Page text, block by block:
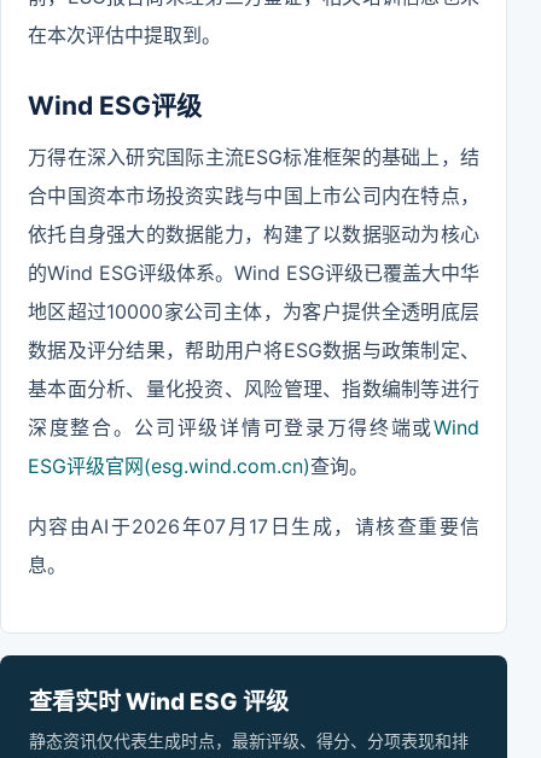
在本次评估中提取到。
Wind ESG评级
万得在深入研究国际主流ESG标准框架的基础上，结
合中国资本市场投资实践与中国上市公司内在特点，
依托自身强大的数据能力，构建了以数据驱动为核心
的Wind ESG评级体系。Wind ESG评级已覆盖大中华
地区超过10000家公司主体，为客户提供全透明底层
数据及评分结果，帮助用户将ESG数据与政策制定、
基本面分析、量化投资、风险管理、指数编制等进行
深度整合。公司评级详情可登录万得终端或Wind
ESG评级官网(esg.wind.com.cn)查询。
内容由AI于2026年07月17日生成，请核查重要信
息。
查看实时 Wind ESG 评级
静态资讯仅代表生成时点，最新评级、得分、分项表现和排